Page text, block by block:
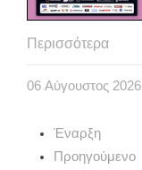
Περισσότερα
06 Αύγουστος 2026
Έναρξη
Προηγούμενο